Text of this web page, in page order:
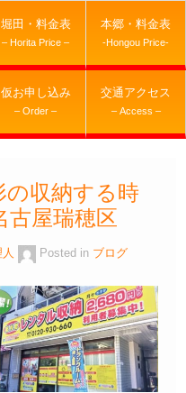
堀田・料金表
– Horita Price –
本郷・料金表
-Hongou Price-
仮お申し込み
– Order –
交通アクセス
– Access –
の収納する時
古屋瑞穂区
Posted in ブログ